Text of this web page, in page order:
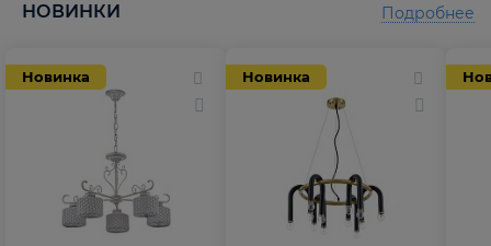
НОВИНКИ
Новинка Новинка
Подробнее